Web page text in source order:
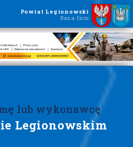
Powiat Legionowski
Baza firm
lub wykonawcę
Legionowskim